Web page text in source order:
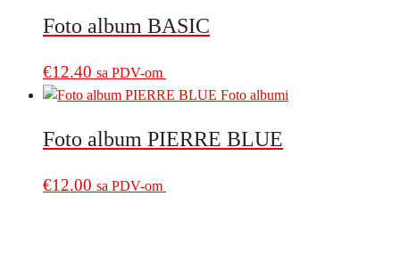
Foto album BASIC
€12.40 sa PDV-om
Foto album PIERRE BLUE
€12.00 sa PDV-om